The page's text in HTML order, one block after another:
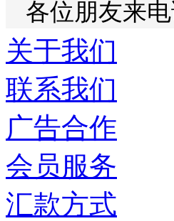
各位朋友来电
关于我们
联系我们
广告合作
会员服务
汇款方式